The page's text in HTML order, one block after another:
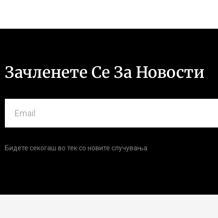
Зачленете Се За Новости
Бидете секогаш во тек со новите случувања